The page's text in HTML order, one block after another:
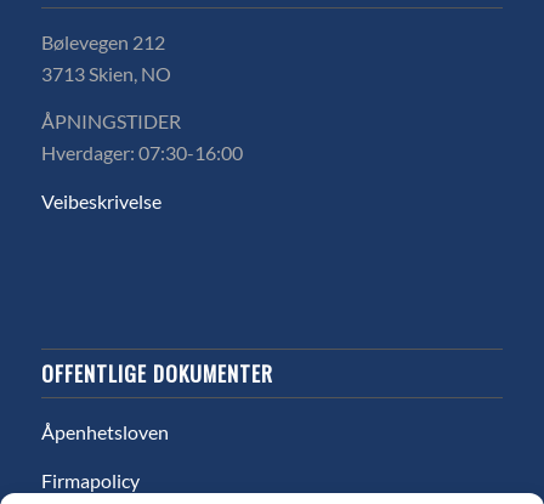
Bølevegen 212
3713 Skien, NO
ÅPNINGSTIDER
Hverdager: 07:30-16:00
Veibeskrivelse
OFFENTLIGE DOKUMENTER
Åpenhetsloven
Firmapolicy